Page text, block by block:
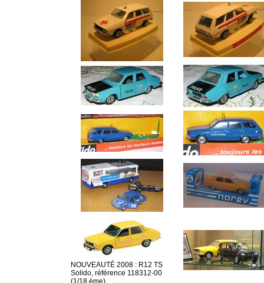
NOUVEAUTÉ 2008 : R12 TS
Solido, référence 118312-00
(1/18 ème).